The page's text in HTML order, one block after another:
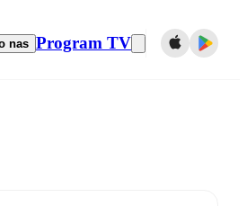
nas Program TV